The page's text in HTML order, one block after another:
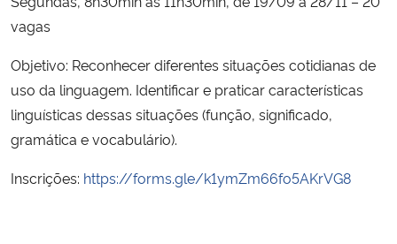
Secretaria-Geral
Gabinete de Segurança Institucional
Advocacia-Geral da União
vagas
Objetivo: Reconhecer diferentes situações cotidianas de
uso da linguagem. Identificar e praticar características
linguísticas dessas situações (função, significado,
gramática e vocabulário).
Inscrições: https://forms.gle/k1ymZm66fo5AKrVG8